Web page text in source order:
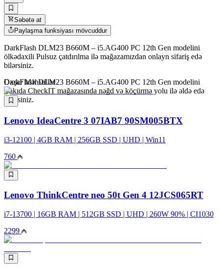
Səbətə at
Paylaşma funksiyası mövcuddur
DarkFlash DLM23 B660M – i5.AG400 PC 12th Gen modelini
ölkədaxili Pulsuz çatdırılma ilə mağazamızdan onlayn sifariş edə
bilərsiniz.
DarkFlash DLM23 B660M – i5.AG400 PC 12th Gen modelini
Bakıda CheckIT mağazasında nəğd və köçürmə yolu ilə əldə edə
bilərsiniz.
Oxşar Məhsullar
Lenovo IdeaCentre 3 07IAB7 90SM005BTX
i3-12100 | 4GB RAM | 256GB SSD | UHD | Win11
760
Lenovo ThinkCentre neo 50t Gen 4 12JCS065RT
i7-13700 | 16GB RAM | 512GB SSD | UHD | 260W 90% | CI1030
2299